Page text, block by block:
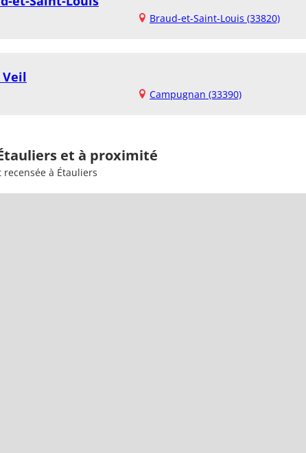
Braud-et-Saint-Louis (33820)
Campugnan (33390)
et à proximité
à Étauliers